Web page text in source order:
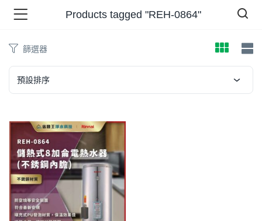
)
)
王 )
Products tagged "REH-0864"
篩選器
預設排序